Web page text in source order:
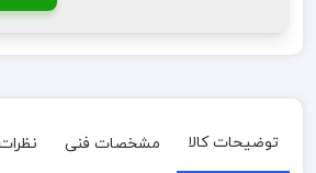
توضیحات کالا مشخصات فنی نظرات